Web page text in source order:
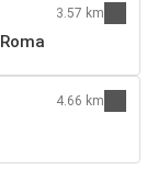
3.57 km
4.66 km